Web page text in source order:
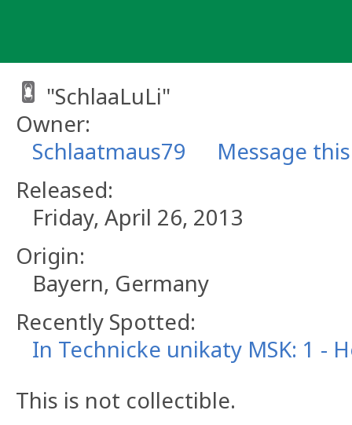
"SchlaaLuLi"
Owner:
Schlaatmaus79
Message
Released:
Friday, April 26, 2013
Origin:
Bayern, Germany
Recently Spotted:
In Technicke unikaty MSK: 1 -
This is not collectible.